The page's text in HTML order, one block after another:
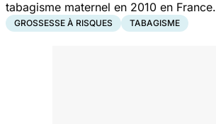
tabagisme maternel en 2010 en France.
GROSSESSE À RISQUES TABAGISME